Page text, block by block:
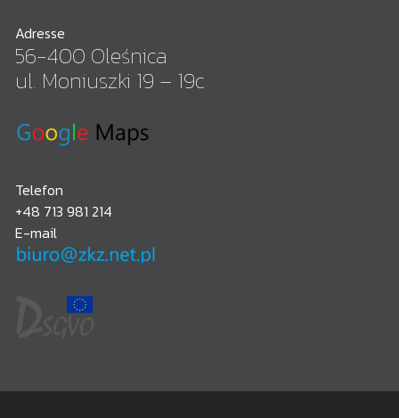
Adresse
56-400 Oleśnica
ul. Moniuszki 19 – 19c
Telefon
+48 713 981 214
E-mail